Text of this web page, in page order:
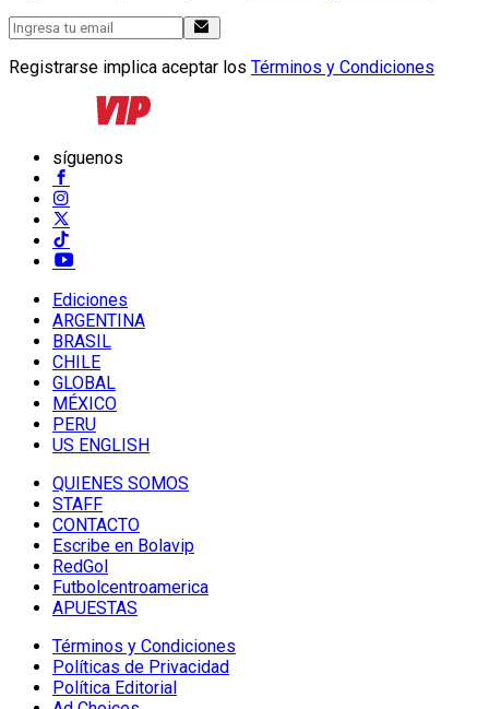
Registrarse implica aceptar los Términos y Condiciones
síguenos
Ediciones
ARGENTINA
BRASIL
CHILE
GLOBAL
MÉXICO
PERU
US ENGLISH
QUIENES SOMOS
STAFF
CONTACTO
Escribe en Bolavip
RedGol
Futbolcentroamerica
APUESTAS
Términos y Condiciones
Políticas de Privacidad
Política Editorial